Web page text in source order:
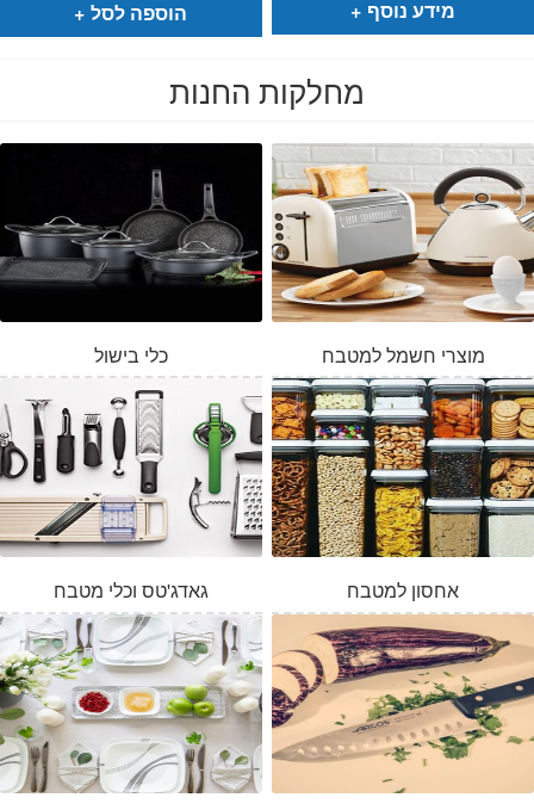
הוספה לסל מידע נוסף
מחלקות החנות
כלי בישול מוצרי חשמל למטבח
גאדג'טס וכלי מטבח אחסון למטבח